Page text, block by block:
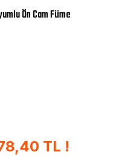
Ön Cam Füme
TL !